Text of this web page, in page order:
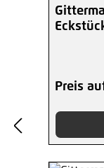
Preis